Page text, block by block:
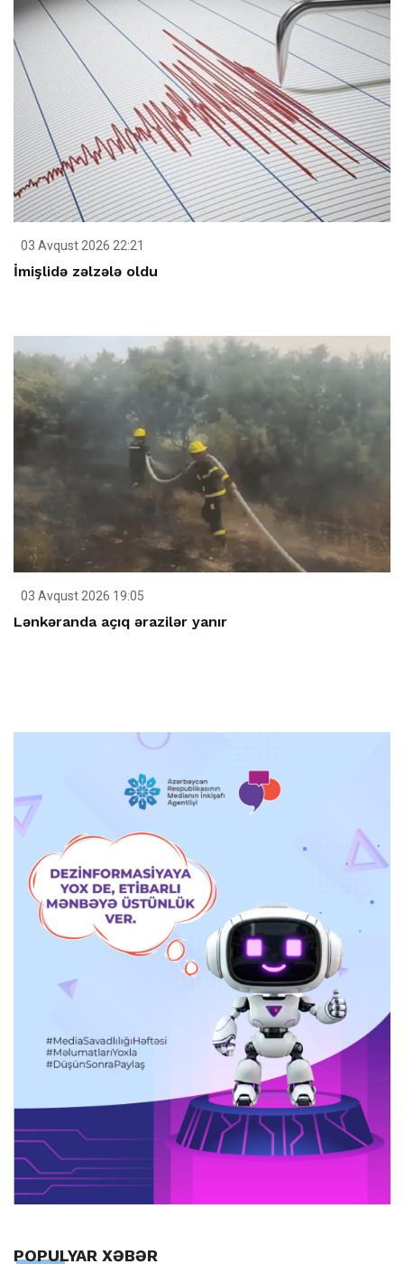
03 Avqust 2026 22:21
İmişlidə zəlzələ oldu
03 Avqust 2026 19:05
Lənkəranda açıq ərazilər yanır
POPULYAR XƏBƏR